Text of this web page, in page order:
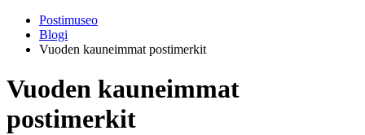
Postimuseo
Blogi
Vuoden kauneimmat postimerkit
Vuoden kauneimmat
postimerkit